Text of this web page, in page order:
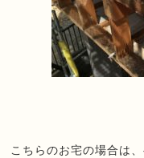
こちらのお宅の場合は